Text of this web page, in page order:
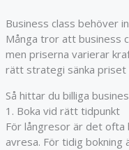
Business class behöver
Många tror att business
men priserna varierar
rätt strategi sänka priset
Så hittar du billiga
1. Boka vid rätt tidpunkt
För långresor är det
avresa. För tidig bokning